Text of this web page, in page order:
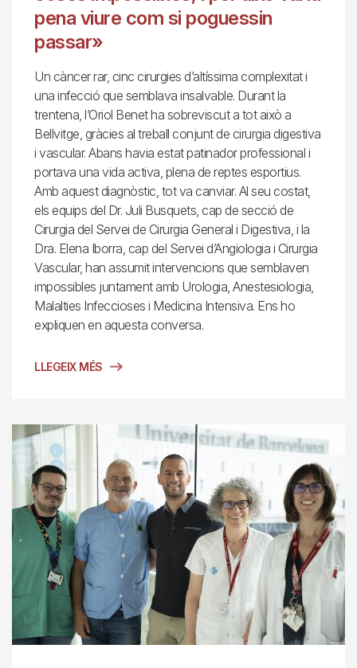
pena viure com si poguessin
passar»
Un càncer rar, cinc cirurgies d’altíssima complexitat i
una infecció que semblava insalvable. Durant la
trentena, l’Oriol Benet ha sobreviscut a tot això a
Bellvitge, gràcies al treball conjunt de cirurgia digestiva
i vascular. Abans havia estat patinador professional i
portava una vida activa, plena de reptes esportius.
Amb aquest diagnòstic, tot va canviar. Al seu costat,
els equips del Dr. Juli Busquets, cap de secció de
Cirurgia del Servei de Cirurgia General i Digestiva, i la
Dra. Elena Iborra, cap del Servei d’Angiologia i Cirurgia
Vascular, han assumit intervencions que semblaven
impossibles juntament amb Urologia, Anestesiologia,
Malalties Infeccioses i Medicina Intensiva. Ens ho
expliquen en aquesta conversa.
LLEGEIX MÉS